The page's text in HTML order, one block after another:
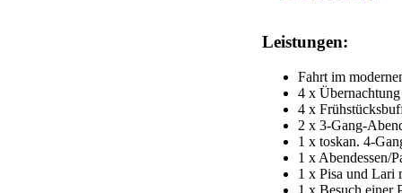
Leistungen:
Fahrt im
4 x
4 x
2 x 3-Gang-
1 x toskan. 4-
1 x Abendessen/
1 x Pisa und Lari